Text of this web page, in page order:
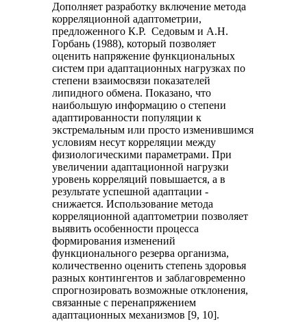
Дополняет разработку включение метода
корреляционной адаптометрии,
предложенного К.Р. Седовым и А.Н.
Горбань (1988), который позволяет
оценить напряжение функциональных
систем при адаптационных нагрузках по
степени взаимосвязи показателей
липидного обмена. Показано, что
наибольшую информацию о степени
адаптированности популяции к
экстремальным или просто изменившимся
условиям несут корреляции между
физиологическими параметрами. При
увеличении адаптационной нагрузки
уровень корреляций повышается, а в
результате успешной адаптации -
снижается. Использование метода
корреляционной адаптометрии позволяет
выявить особенности процесса
формирования изменений
функционального резерва организма,
количественно оценить степень здоровья
разных контингентов и заблаговременно
спрогнозировать возможные отклонения,
связанные с перенапряжением
адаптационных механизмов [9, 10].